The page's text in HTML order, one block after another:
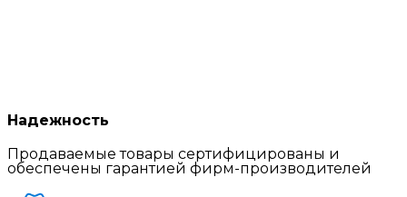
Надежность
Продаваемые товары сертифицированы и
обеспечены гарантией фирм-производителей